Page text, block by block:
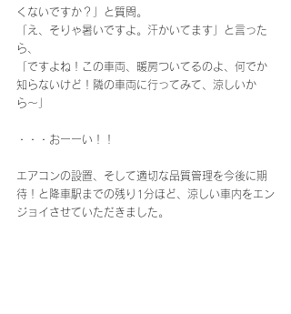
くないですか？」と質問。
「え、そりゃ暑いですよ。汗かいてます」と言った
ら、
「ですよね！この車両、暖房ついてるのよ、何でか
知らないけど！隣の車両に行ってみて、涼しいか
ら〜」
・・・おーーい！！
エアコンの設置、そして適切な品質管理を今後に期
待！と降車駅までの残り1分ほど、涼しい車内をエン
ジョイさせていただきました。